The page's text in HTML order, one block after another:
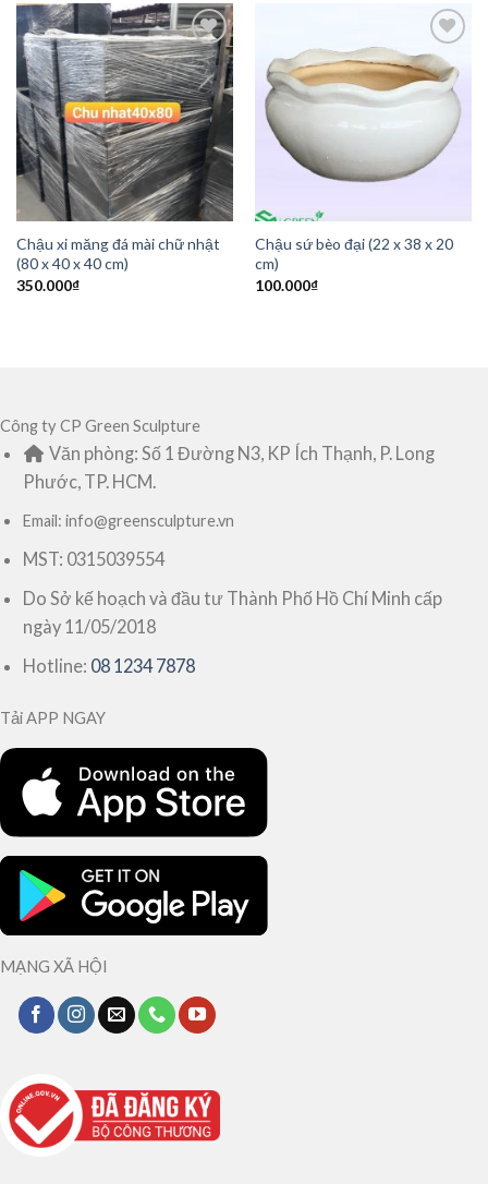
Add to
Wishlist
Chậu xi măng đá mài chữ nhật
(80 x 40 x 40 cm)
350.000₫
Add to
Wishlist
Chậu sứ bèo đại (22 x 38 x 20
cm)
100.000₫
Công ty CP Green Sculpture
Văn phòng: Số 1 Đường N3, KP Ích Thạnh, P. Long
Phước, TP. HCM.
Email: info@greensculpture.vn
MST: 0315039554
Do Sở kế hoạch và đầu tư Thành Phố Hồ Chí Minh cấp
ngày 11/05/2018
Hotline: 08 1234 7878
Tải APP NGAY
MẠNG XÃ HỘI